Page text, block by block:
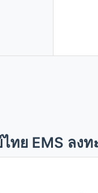
ย EMS ลงท